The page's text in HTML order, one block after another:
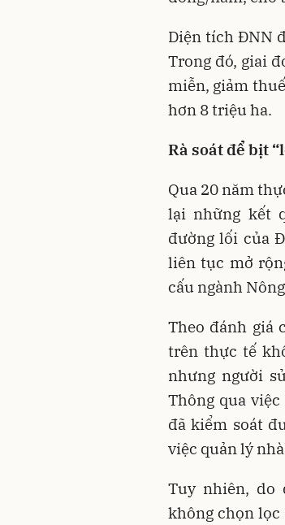
Diện tích ĐNN
Trong đó, giai
miễn, giảm
hơn 8 triệu ha.
Rà soát để bịt
Qua 20 năm
lại những kết
đường lối của
liên tục mở
cấu ngành
Theo đánh giá
trên thực tế
nhưng người
Thông qua
đã kiểm soát
việc quản lý
Tuy nhiên, do
không chọn lọc